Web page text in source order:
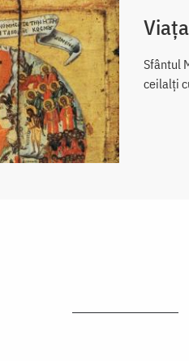
Sfântul
ceilalţi